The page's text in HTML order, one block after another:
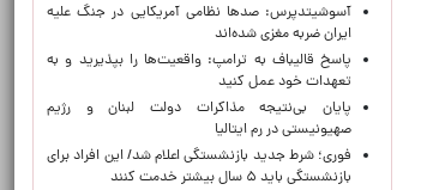
آسوشیتدپرس: صدها نظامی آمریکایی در جنگ علیه
ایران ضربه مغزی شده‌اند
پاسخ قالیباف به ترامپ: واقعیت‌ها را بپذیرید و به
تعهدات خود عمل کنید
پایان بی‌نتیجه مذاکرات دولت لبنان و رژیم
صهیونیستی در رم ایتالیا
فوری؛ شرط جدید بازنشستگی اعلام شد/ این افراد برای
بازنشستگی باید ۵ سال بیشتر خدمت کنند